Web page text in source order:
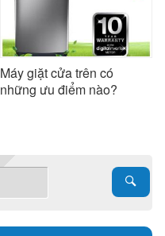
Máy giặt cửa trên có
những ưu điểm nào?